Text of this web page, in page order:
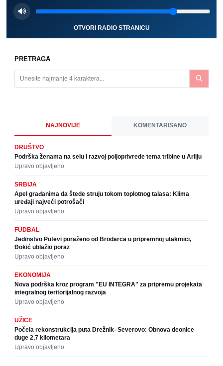
OTVORI RADIO STRANICU
PRETRAGA
NAJNOVIJE KOMENTARISANO
DRUŠTVO
Podrška ženama na selu i razvoj poljoprivrede tema tribine u Arilju
Upravo objavljeno
SRBIJA
Apel građanima da štede struju tokom toplotnog talasa: Klima
uređaji najveći potrošači
Upravo objavljeno
FUDBAL
Jedinstvo Putevi poraženo od Brodarca u pripremnoj utakmici,
Đokić ublažio poraz
Upravo objavljeno
EKONOMIJA
Nova podrška kroz program "EU INTEGRA" za pripremu projekata
integralnog teritorijalnog razvoja
Upravo objavljeno
UŽICE
Počela rekonstrukcija puta Drežnik–Severovo: Obnova deonice
duge 2,7 kilometara
Upravo objavljeno